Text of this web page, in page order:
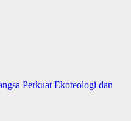
Perkuat Ekoteologi dan